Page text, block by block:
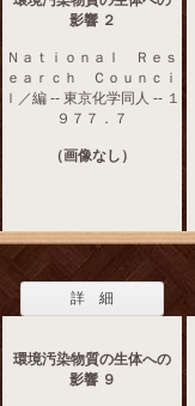
影響 ２
Ｎａｔｉｏｎａｌ Ｒｅｓ
ｅａｒｃｈ Ｃｏｕｎｃｉ
ｌ／編 -- 東京化学同人 -- １
９７７．７
（画像なし）
詳 細
環境汚染物質の生体への
影響 ９